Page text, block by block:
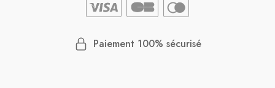
Paiement 100% sécurisé